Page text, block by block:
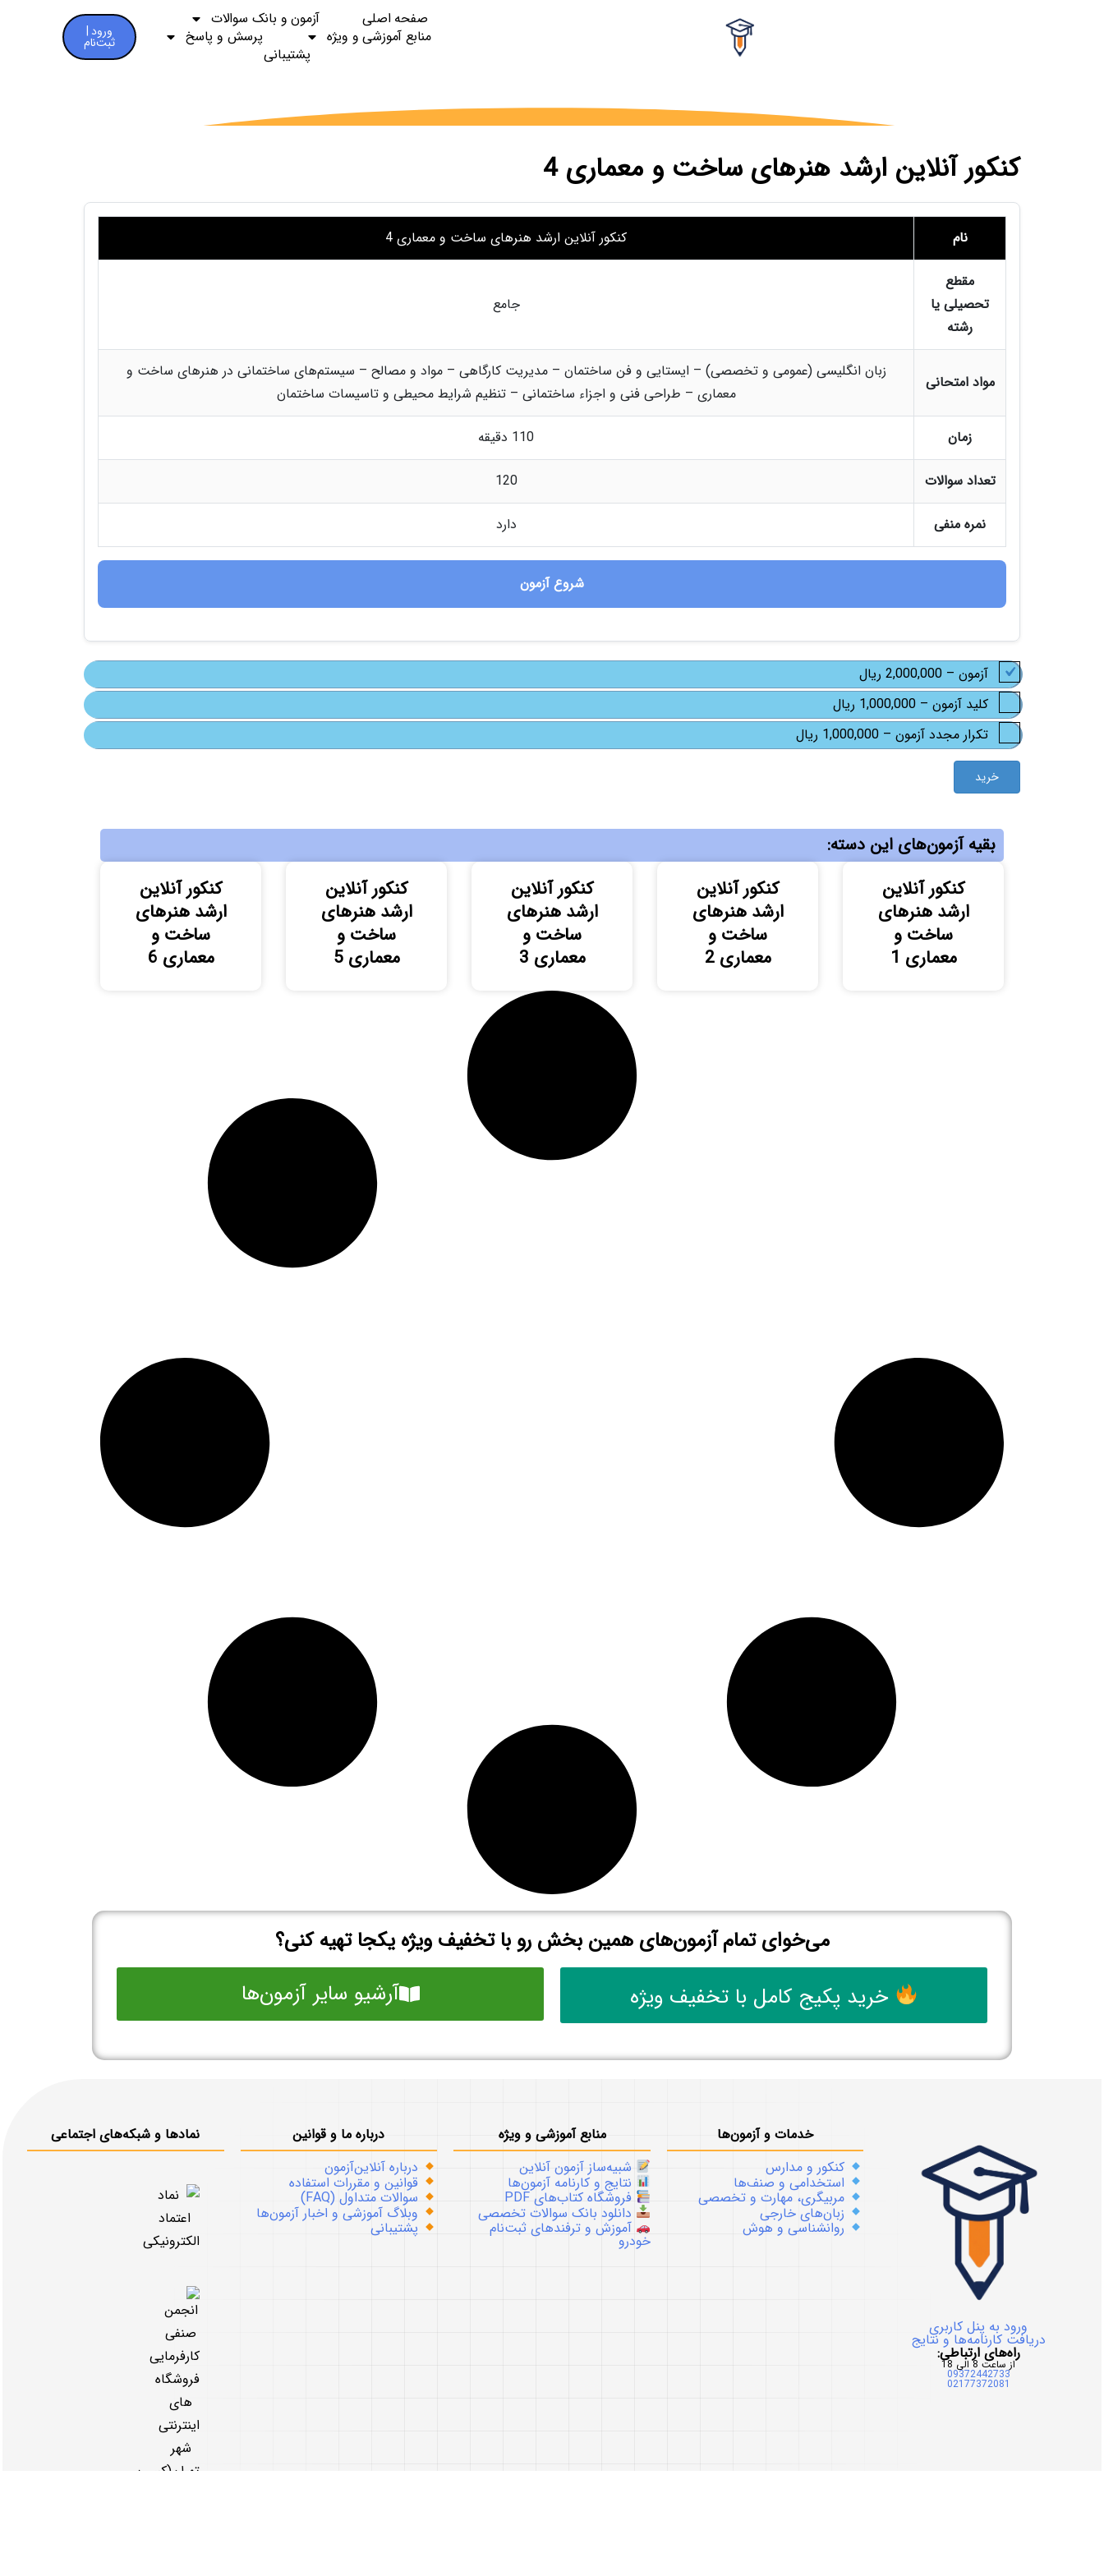
صفحه اصلی
آزمون و بانک سوالات
منابع آموزشی و ویژه
پرسش و پاسخ
پشتیبانی
ورود |
ثبت‌نام
کنکور آنلاین ارشد هنرهای ساخت و معماری 4
نام کنکور آنلاین ارشد هنرهای ساخت و معماری 4
مقطع
تحصیلی یا
رشته
جامع
مواد امتحانی
زبان انگلیسی (عمومی و تخصصی) – ایستایی و فن ساختمان – مدیریت کارگاهی – مواد و مصالح – سیستم‌های ساختمانی در هنرهای ساخت و
معماری – طراحی فنی و اجزاء ساختمانی – تنظیم شرایط محیطی و تاسیسات ساختمان
زمان 110 دقیقه
تعداد سوالات 120
نمره منفی دارد
شروع آزمون
آزمون – 2,000,000 ریال
کلید آزمون – 1,000,000 ریال
تکرار مجدد آزمون – 1,000,000 ریال
خرید
بقیه آزمون‌های این دسته:
کنکور آنلاین
ارشد هنرهای
ساخت و
معماری 1
کنکور آنلاین
ارشد هنرهای
ساخت و
معماری 2
کنکور آنلاین
ارشد هنرهای
ساخت و
معماری 3
کنکور آنلاین
ارشد هنرهای
ساخت و
معماری 5
کنکور آنلاین
ارشد هنرهای
ساخت و
معماری 6
می‌خوای تمام آزمون‌های همین بخش رو با تخفیف ویژه یکجا تهیه کنی؟
خرید پکیج کامل با تخفیف ویژه آرشیو سایر آزمون‌ها
ورود به پنل کاربری
دریافت کارنامه‌ها و نتایج
راه‌های ارتباطی:
از ساعت 8 الی 18
09372442733
02177372081
خدمات و آزمون‌ها
کنکور و مدارس
استخدامی و صنف‌ها
مربیگری، مهارت و تخصصی
زبان‌های خارجی
روانشناسی و هوش
منابع آموزشی و ویژه
شبیه‌ساز آزمون آنلاین
نتایج و کارنامه آزمون‌ها
فروشگاه کتاب‌های PDF
دانلود بانک سوالات تخصصی
آموزش و ترفندهای ثبت‌نام
خودرو
درباره ما و قوانین
درباره آنلاین‌آزمون
قوانین و مقررات استفاده
سوالات متداول (FAQ)
وبلاگ آموزشی و اخبار آزمون‌ها
پشتیبانی
نمادها و شبکه‌های اجتماعی